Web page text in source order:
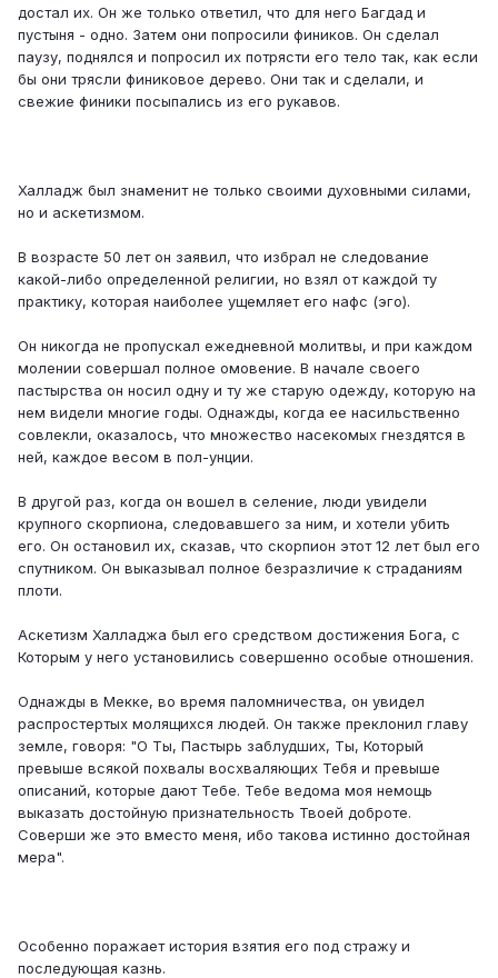
достал их. Он же только ответил, что для него Багдад и
пустыня - одно. Затем они попросили фиников. Он сделал
паузу, поднялся и попросил их потрясти его тело так, как если
бы они трясли финиковое дерево. Они так и сделали, и
свежие финики посыпались из его рукавов.
Халладж был знаменит не только своими духовными силами,
но и аскетизмом.
В возрасте 50 лет он заявил, что избрал не следование
какой-либо определенной религии, но взял от каждой ту
практику, которая наиболее ущемляет его нафс (эго).
Он никогда не пропускал ежедневной молитвы, и при каждом
молении совершал полное омовение. В начале своего
пастырства он носил одну и ту же старую одежду, которую на
нем видели многие годы. Однажды, когда ее насильственно
совлекли, оказалось, что множество насекомых гнездятся в
ней, каждое весом в пол-унции.
В другой раз, когда он вошел в селение, люди увидели
крупного скорпиона, следовавшего за ним, и хотели убить
его. Он остановил их, сказав, что скорпион этот 12 лет был его
спутником. Он выказывал полное безразличие к страданиям
плоти.
Аскетизм Халладжа был его средством достижения Бога, с
Которым у него установились совершенно особые отношения.
Однажды в Мекке, во время паломничества, он увидел
распростертых молящихся людей. Он также преклонил главу
земле, говоря: "О Ты, Пастырь заблудших, Ты, Который
превыше всякой похвалы восхваляющих Тебя и превыше
описаний, которые дают Тебе. Тебе ведома моя немощь
выказать достойную признательность Твоей доброте.
Соверши же это вместо меня, ибо такова истинно достойная
мера".
Особенно поражает история взятия его под стражу и
последующая казнь.